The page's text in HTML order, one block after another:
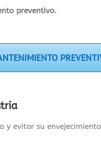
preventivo.
evitar su